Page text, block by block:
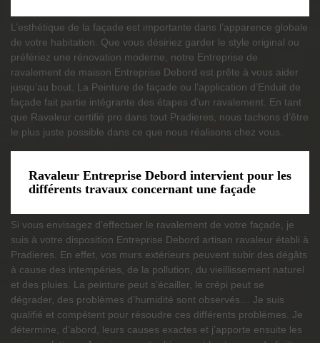
L’esthétique de la façade est importante dans l’apparence globale
de votre habitation. Que vous désiriez garder le style original ou
préfériez une rénovation moderne, notre Entreprise de
ravalement de maison Entreprise Debord est prête à vous aider
jusqu’au bout. La Peinture de façade ou l’application d’Enduit de
façade fait partie intégrante des étapes d’un ravalement. En tant
que Ravaleur certifié pro dans tout Pradieres, nous tachons d’être
le plus juste possible dans ce que nous réalisons chez vous.
Ravaleur Entreprise Debord intervient pour les
différents travaux concernant une façade
Si vous envisagez d’effectuer le ravalement de votre façade, je
suis à votre disposition Entreprise Debord artisan ravaleur établi à
Pradieres. En effet, vos murs extérieurs peuvent subir des dégâts
à cause des intempéries, de la pollution, du vieillissement naturel
et des pluies. La peinture peut s’écailler, le crépi peut se
dégrader, des problèmes d’humidité sont observés… Je suis
qualifié et compétent pour résoudre ces différents problèmes. Je
détermine, d’abord, leurs causes exactes et j’apporte ensuite les